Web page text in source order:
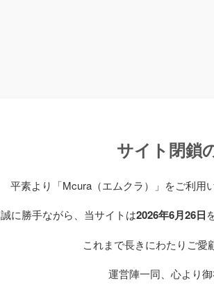
サイト閉鎖
平素より「Mcura（エムクラ）」をご利用
誠に勝手ながら、当サイトは2026年6月26日
これまで長きにわたりご愛
運営陣一同、心より御